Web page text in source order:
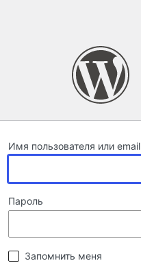
Имя пользователя или email
Пароль
Запомнить меня